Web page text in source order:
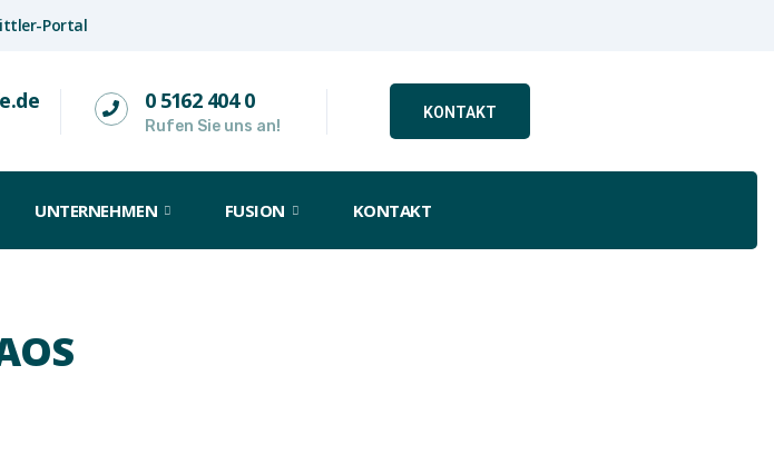
Portal
0 5162 404 0
Rufen Sie uns an!
KONTAKT
UNTERNEHMEN FUSION KONTAKT